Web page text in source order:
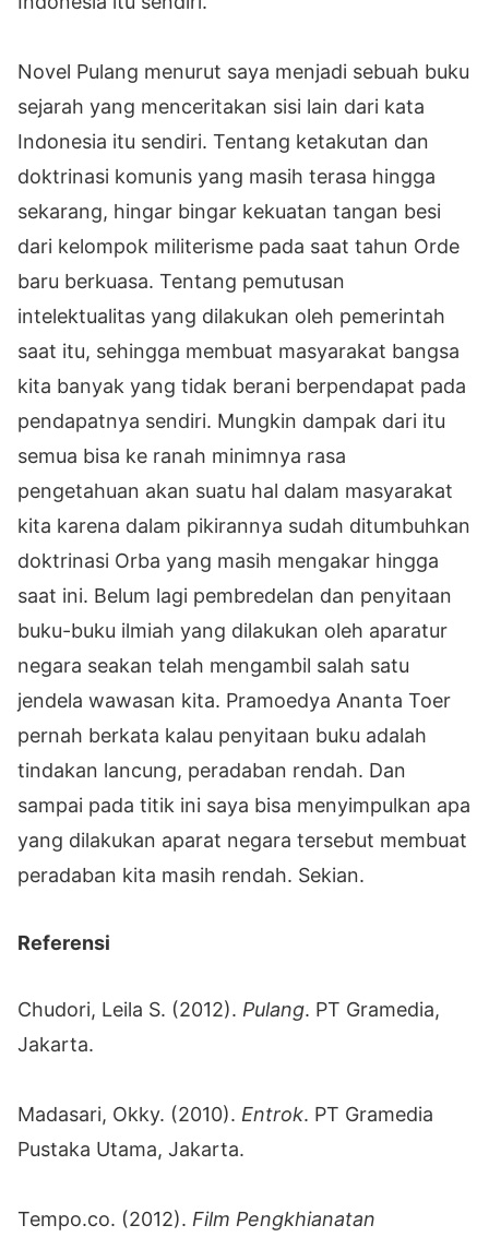
Novel Pulang menurut saya menjadi sebuah buku
sejarah yang menceritakan sisi lain dari kata
Indonesia itu sendiri. Tentang ketakutan dan
doktrinasi komunis yang masih terasa hingga
sekarang, hingar bingar kekuatan tangan besi
dari kelompok militerisme pada saat tahun Orde
baru berkuasa. Tentang pemutusan
intelektualitas yang dilakukan oleh pemerintah
saat itu, sehingga membuat masyarakat bangsa
kita banyak yang tidak berani berpendapat pada
pendapatnya sendiri. Mungkin dampak dari itu
semua bisa ke ranah minimnya rasa
pengetahuan akan suatu hal dalam masyarakat
kita karena dalam pikirannya sudah ditumbuhkan
doktrinasi Orba yang masih mengakar hingga
saat ini. Belum lagi pembredelan dan penyitaan
buku-buku ilmiah yang dilakukan oleh aparatur
negara seakan telah mengambil salah satu
jendela wawasan kita. Pramoedya Ananta Toer
pernah berkata kalau penyitaan buku adalah
tindakan lancung, peradaban rendah. Dan
sampai pada titik ini saya bisa menyimpulkan apa
yang dilakukan aparat negara tersebut membuat
peradaban kita masih rendah. Sekian.
Referensi
Chudori, Leila S. (2012). Pulang. PT Gramedia,
Jakarta.
Madasari, Okky. (2010). Entrok. PT Gramedia
Pustaka Utama, Jakarta.
Tempo.co. (2012). Film Pengkhianatan